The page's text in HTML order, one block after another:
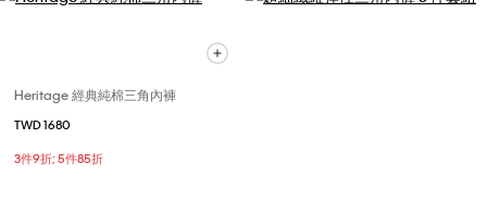
Heritage 經典純棉三角內褲
TWD 1680
3件9折; 5件85折